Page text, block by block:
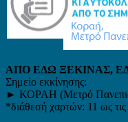
ΑΠΟ ΕΔΩ ΞΕΚΙΝΑΣ,
Σημείο εκκίνησης:
► ΚΟΡΑΗ (Μετρό
*διάθεσή χαρτών: 11 ως